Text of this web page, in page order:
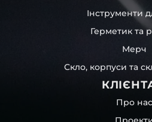
Інструменти
Герметик та
Мерч
Скло, корпуси та
Про нас